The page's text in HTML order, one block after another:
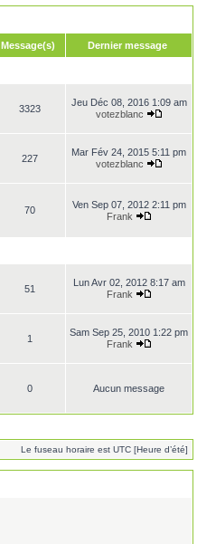
Message(s) Dernier message
3323
Jeu Déc 08, 2016 1:09 am
votezblanc
227
Mar Fév 24, 2015 5:11 pm
votezblanc
70
Ven Sep 07, 2012 2:11 pm
Frank
51
Lun Avr 02, 2012 8:17 am
Frank
1
Sam Sep 25, 2010 1:22 pm
Frank
0 Aucun message
Le fuseau horaire est UTC [Heure d’été]